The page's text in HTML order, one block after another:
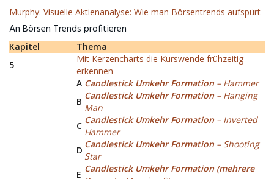
Murphy: Visuelle Aktienanalyse: Wie man Börsentrends aufspürt
An Börsen Trends profitieren
Kapitel
Thema
5
Mit Kerzencharts die Kurswende frühzeitig
erkennen
A Candlestick Umkehr Formation – Hammer
B
Candlestick Umkehr Formation – Hanging
Man
C
Candlestick Umkehr Formation – Inverted
Hammer
D
Candlestick Umkehr Formation – Shooting
Star
E
Candlestick Umkehr Formation (mehrere